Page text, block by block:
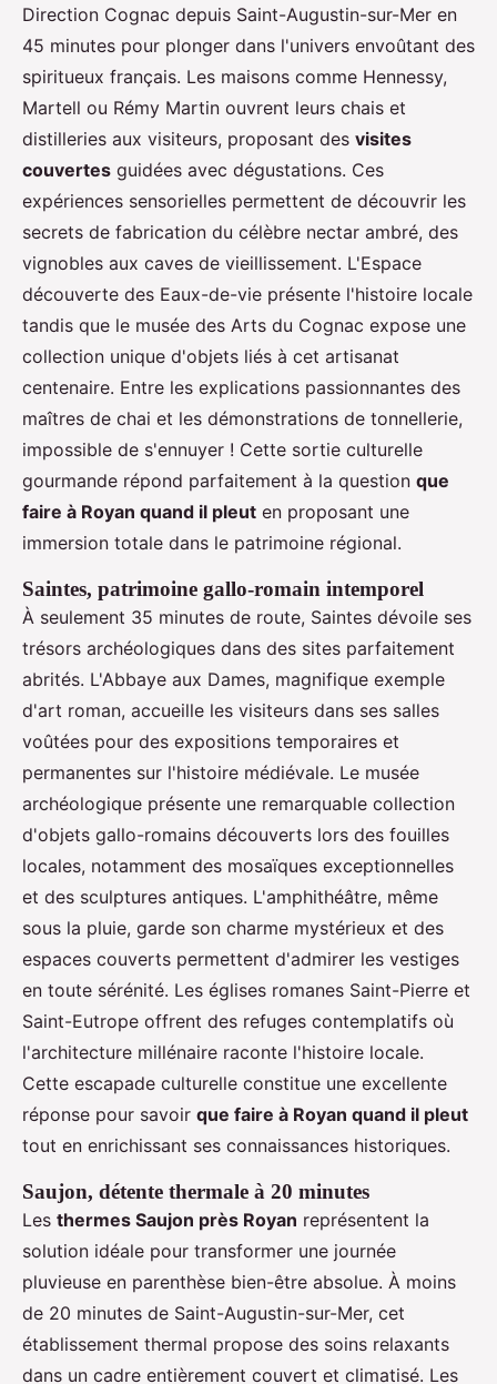
Direction Cognac depuis Saint-Augustin-sur-Mer en
45 minutes pour plonger dans l'univers envoûtant des
spiritueux français. Les maisons comme Hennessy,
Martell ou Rémy Martin ouvrent leurs chais et
distilleries aux visiteurs, proposant des visites
couvertes guidées avec dégustations. Ces
expériences sensorielles permettent de découvrir les
secrets de fabrication du célèbre nectar ambré, des
vignobles aux caves de vieillissement. L'Espace
découverte des Eaux-de-vie présente l'histoire locale
tandis que le musée des Arts du Cognac expose une
collection unique d'objets liés à cet artisanat
centenaire. Entre les explications passionnantes des
maîtres de chai et les démonstrations de tonnellerie,
impossible de s'ennuyer ! Cette sortie culturelle
gourmande répond parfaitement à la question que
faire à Royan quand il pleut en proposant une
immersion totale dans le patrimoine régional.
Saintes, patrimoine gallo-romain intemporel
À seulement 35 minutes de route, Saintes dévoile ses
trésors archéologiques dans des sites parfaitement
abrités. L'Abbaye aux Dames, magnifique exemple
d'art roman, accueille les visiteurs dans ses salles
voûtées pour des expositions temporaires et
permanentes sur l'histoire médiévale. Le musée
archéologique présente une remarquable collection
d'objets gallo-romains découverts lors des fouilles
locales, notamment des mosaïques exceptionnelles
et des sculptures antiques. L'amphithéâtre, même
sous la pluie, garde son charme mystérieux et des
espaces couverts permettent d'admirer les vestiges
en toute sérénité. Les églises romanes Saint-Pierre et
Saint-Eutrope offrent des refuges contemplatifs où
l'architecture millénaire raconte l'histoire locale.
Cette escapade culturelle constitue une excellente
réponse pour savoir que faire à Royan quand il pleut
tout en enrichissant ses connaissances historiques.
Saujon, détente thermale à 20 minutes
Les thermes Saujon près Royan représentent la
solution idéale pour transformer une journée
pluvieuse en parenthèse bien-être absolue. À moins
de 20 minutes de Saint-Augustin-sur-Mer, cet
établissement thermal propose des soins relaxants
dans un cadre entièrement couvert et climatisé. Les